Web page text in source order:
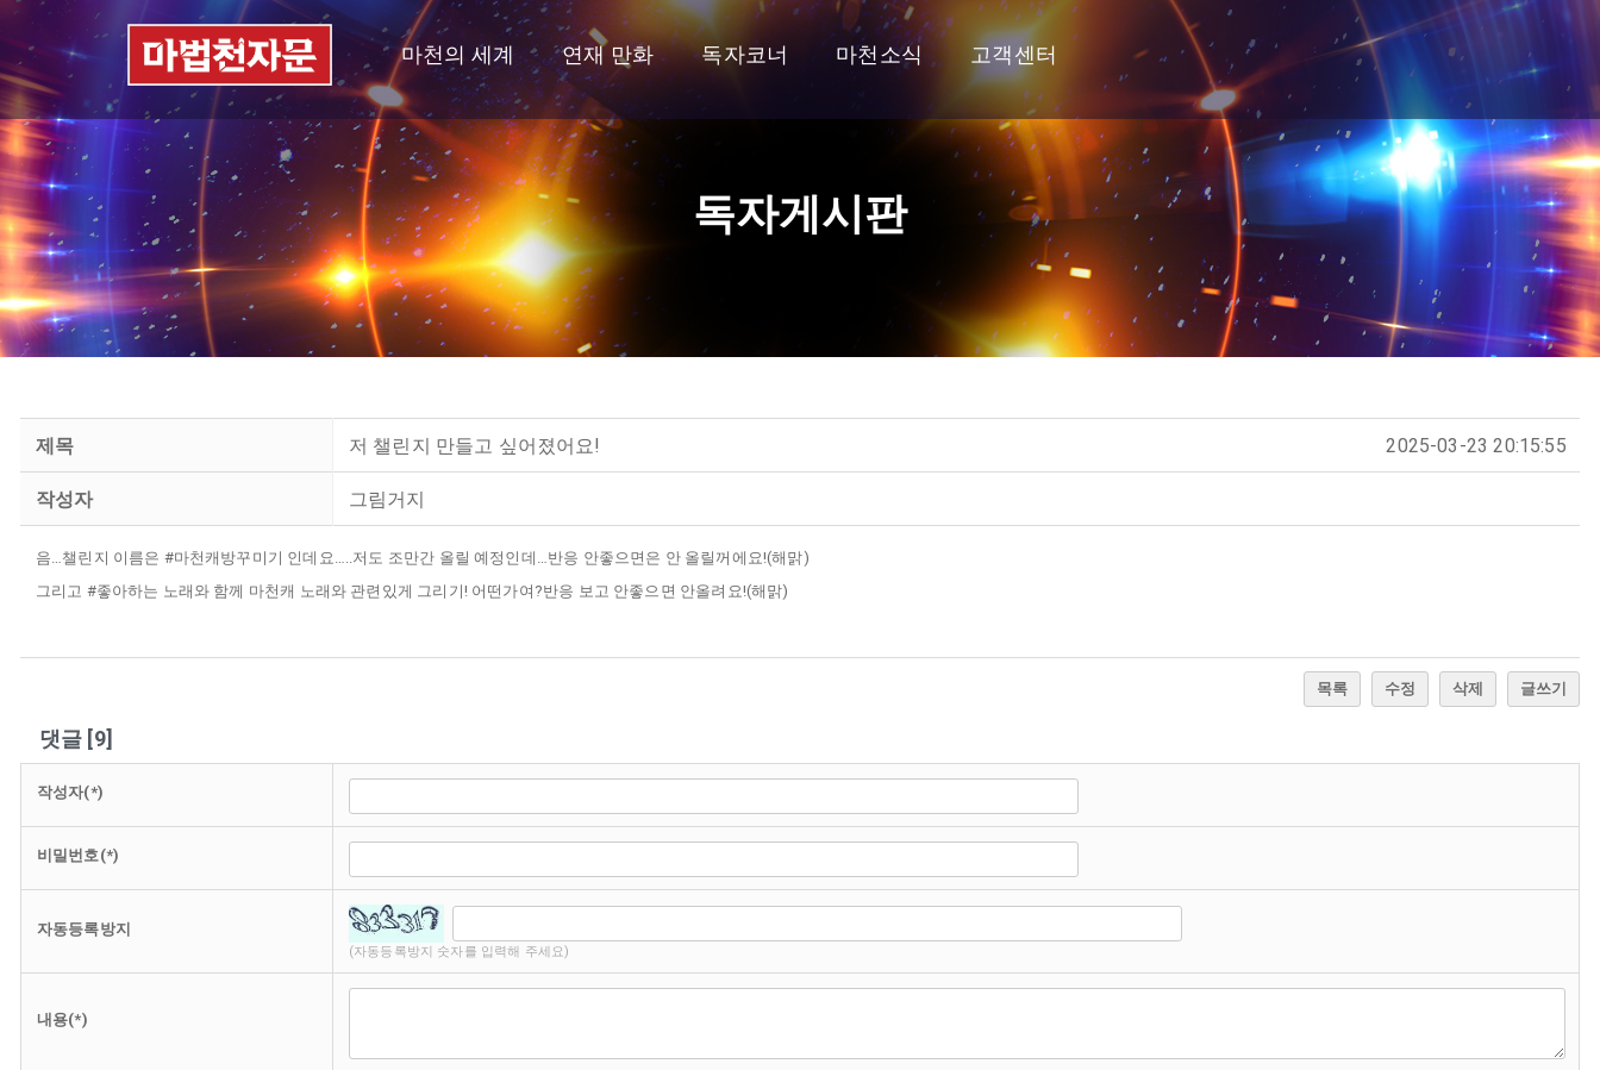
마천의 세계 연재 만화 독자코너 마천소식 고객센터
독자게시판
제목 저 챌린지 만들고 싶어졌어요! 2025-03-23 20:15:55
작성자 그림거지
음…챌린지 이름은 #마천캐방꾸미기 인데요…..저도 조만간 올릴 예정인데…반응 안좋으면은 안 올릴꺼에요!(해맑)
그리고 #좋아하는 노래와 함께 마천캐 노래와 관련있게 그리기! 어떤가여?반응 보고 안좋으면 안올려요!(해맑)
목록 수정 삭제 글쓰기
댓글 [9]
작성자(*)
비밀번호(*)
자동등록방지
(자동등록방지 숫자를 입력해 주세요)
내용(*)